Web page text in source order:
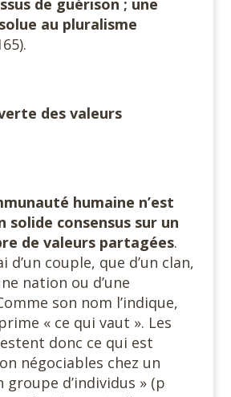
de guérison ; une
au pluralisme
des valeurs
humaine n’est
solide consensus sur un
de valeurs partagées.
d’un couple, que d’un clan,
nation ou d’une
son nom l’indique,
« ce qui vaut ». Les
donc ce qui est
négociables chez un
groupe d’individus » (p